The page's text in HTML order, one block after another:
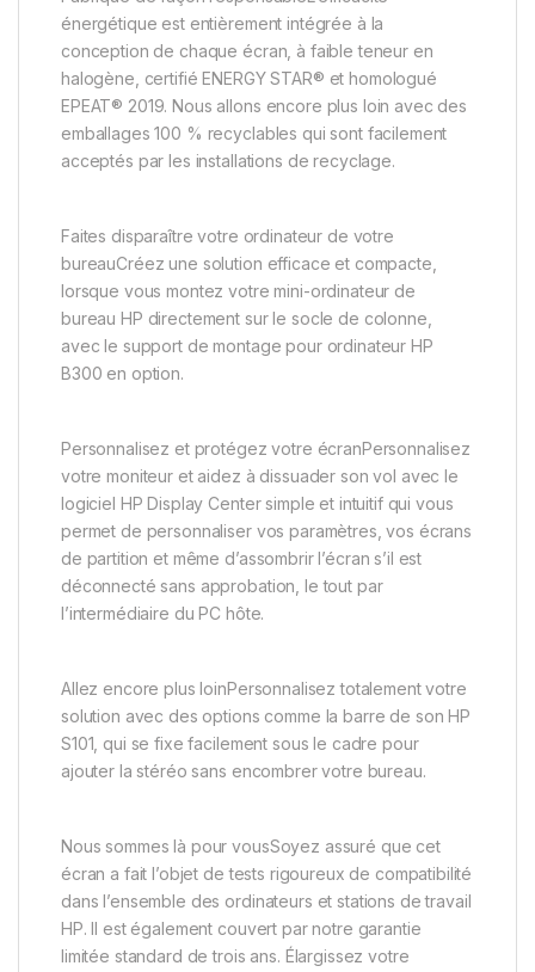
énergétique est entièrement intégrée à la
conception de chaque écran, à faible teneur en
halogène, certifié ENERGY STAR® et homologué
EPEAT® 2019. Nous allons encore plus loin avec des
emballages 100 % recyclables qui sont facilement
acceptés par les installations de recyclage.
Faites disparaître votre ordinateur de votre
bureauCréez une solution efficace et compacte,
lorsque vous montez votre mini-ordinateur de
bureau HP directement sur le socle de colonne,
avec le support de montage pour ordinateur HP
B300 en option.
Personnalisez et protégez votre écranPersonnalisez
votre moniteur et aidez à dissuader son vol avec le
logiciel HP Display Center simple et intuitif qui vous
permet de personnaliser vos paramètres, vos écrans
de partition et même d’assombrir l’écran s’il est
déconnecté sans approbation, le tout par
l’intermédiaire du PC hôte.
Allez encore plus loinPersonnalisez totalement votre
solution avec des options comme la barre de son HP
S101, qui se fixe facilement sous le cadre pour
ajouter la stéréo sans encombrer votre bureau.
Nous sommes là pour vousSoyez assuré que cet
écran a fait l’objet de tests rigoureux de compatibilité
dans l’ensemble des ordinateurs et stations de travail
HP. Il est également couvert par notre garantie
limitée standard de trois ans. Élargissez votre